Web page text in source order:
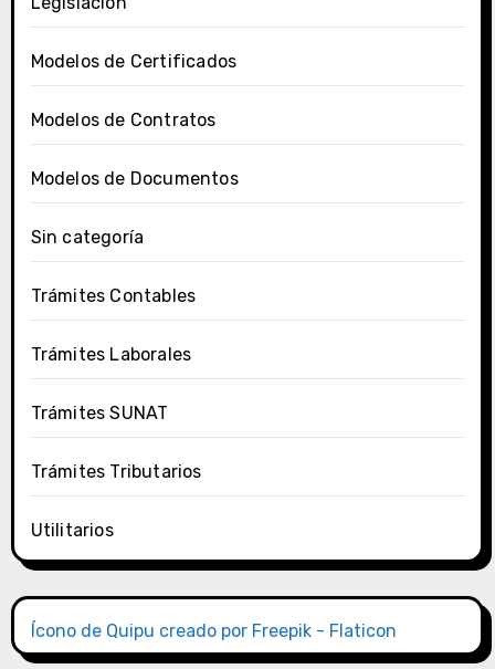
Modelos de Certificados
Modelos de Contratos
Modelos de Documentos
Sin categoría
Trámites Contables
Trámites Laborales
Trámites SUNAT
Trámites Tributarios
Utilitarios
Ícono de Quipu creado por Freepik - Flaticon